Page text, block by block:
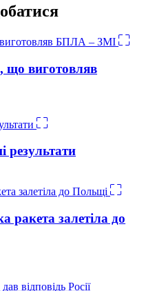
що виготовляв
ракета залетіла до